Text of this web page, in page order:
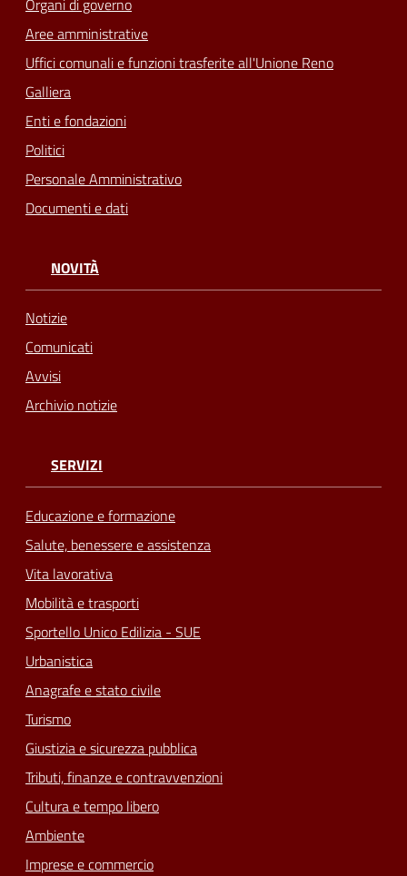
Aree amministrative
Uffici comunali e funzioni trasferite all'Unione Reno
Galliera
Enti e fondazioni
Politici
Personale Amministrativo
Documenti e dati
NOVITÀ
Notizie
Comunicati
Avvisi
Archivio notizie
SERVIZI
Educazione e formazione
Salute, benessere e assistenza
Vita lavorativa
Mobilità e trasporti
Sportello Unico Edilizia - SUE
Urbanistica
Anagrafe e stato civile
Turismo
Giustizia e sicurezza pubblica
Tributi, finanze e contravvenzioni
Cultura e tempo libero
Ambiente
Imprese e commercio